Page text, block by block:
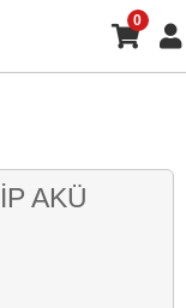
0
AKÜ